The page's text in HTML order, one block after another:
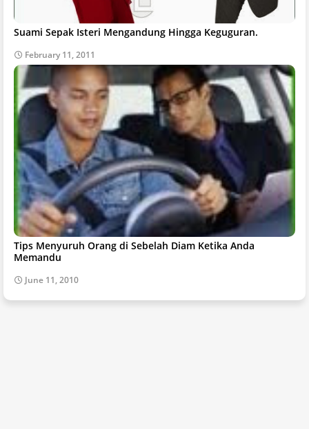
Suami Sepak Isteri Mengandung Hingga Keguguran.
February 11, 2011
Tips Menyuruh Orang di Sebelah Diam Ketika Anda
Memandu
June 11, 2010